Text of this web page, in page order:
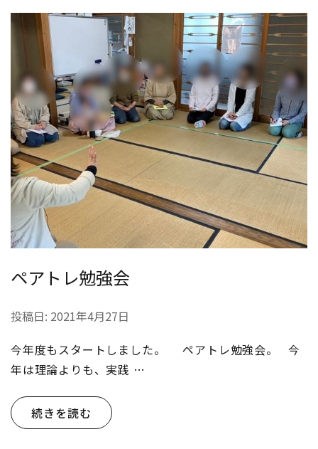
ペアトレ勉強会
投稿日: 2021年4月27日
今年度もスタートしました。 ペアトレ勉強会。 今
年は理論よりも、実践 …
続きを読む